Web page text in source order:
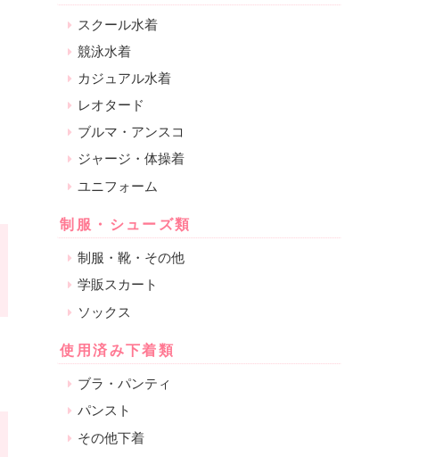
スクール水着
競泳水着
カジュアル水着
レオタード
ブルマ・アンスコ
ジャージ・体操着
ユニフォーム
制服・シューズ類
制服・靴・その他
学販スカート
ソックス
使用済み下着類
ブラ・パンティ
パンスト
その他下着